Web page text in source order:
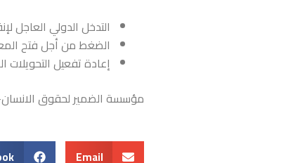
التدخل الدولي العاجل
الضغط من أجل فتح
إعادة تفعيل
مؤسسة الضمير لحقوق
Email